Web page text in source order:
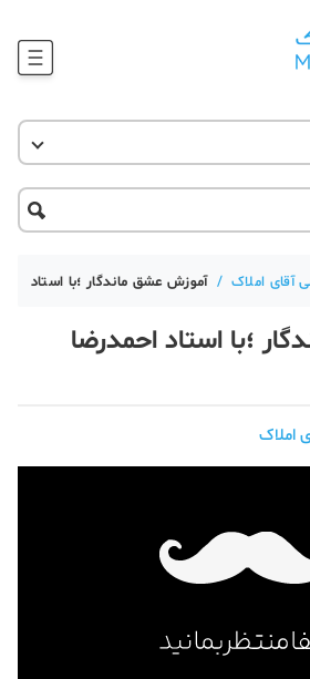
آموزش املاک
حقوقی
آکادمی
آقای املاک / آموزش عشق ماندگار ؛با استاد
؛با استاد احمدرضا
املاک